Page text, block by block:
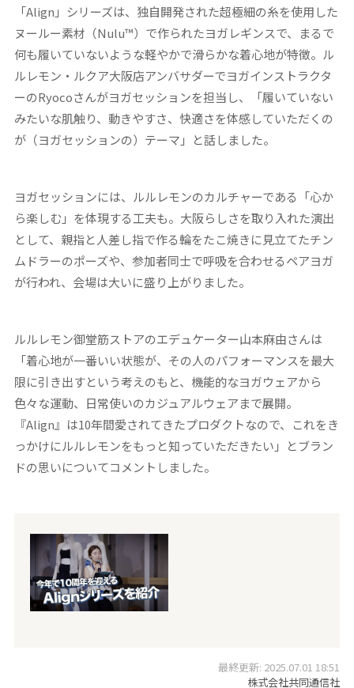
「Align」シリーズは、独自開発された超極細の糸を使用した
ヌールー素材（Nulu™）で作られたヨガレギンスで、まるで
何も履いていないような軽やかで滑らかな着心地が特徴。ル
ルレモン・ルクア大阪店アンバサダーでヨガインストラクタ
ーのRyocoさんがヨガセッションを担当し、「履いていない
みたいな肌触り、動きやすさ、快適さを体感していただくの
が（ヨガセッションの）テーマ」と話しました。
ヨガセッションには、ルルレモンのカルチャーである「心か
ら楽しむ」を体現する工夫も。大阪らしさを取り入れた演出
として、親指と人差し指で作る輪をたこ焼きに見立てたチン
ムドラーのポーズや、参加者同士で呼吸を合わせるペアヨガ
が行われ、会場は大いに盛り上がりました。
ルルレモン御堂筋ストアのエデュケーター山本麻由さんは
「着心地が一番いい状態が、その人のパフォーマンスを最大
限に引き出すという考えのもと、機能的なヨガウェアから
色々な運動、日常使いのカジュアルウェアまで展開。
『Align』は10年間愛されてきたプロダクトなので、これをき
っかけにルルレモンをもっと知っていただきたい」とブラン
ドの思いについてコメントしました。
最終更新: 2025.07.01 18:51
株式会社共同通信社